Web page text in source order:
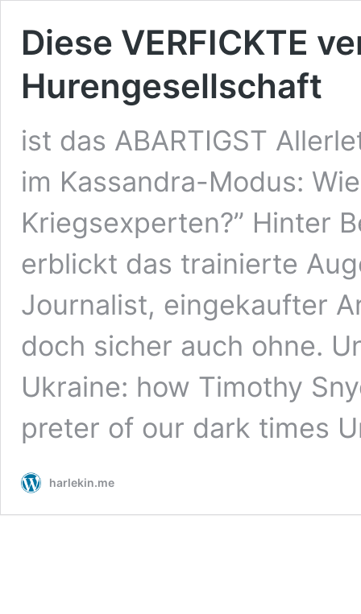
Diese VERFICKTE
Hurengesellschaft
ist das ABARTIGST
im Kassandra-Modus:
Kriegs­ex­per­ten?” Hin­ter
erblickt das trai­nier­te
Jour­na­list, ein­ge­kauf­ter
doch sicher auch ohne.
Ukrai­ne: how Timo­thy
pre­ter of our dark times
harlekin.me